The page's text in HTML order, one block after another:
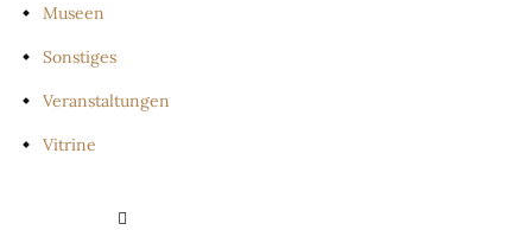
Museen
Sonstiges
Veranstaltungen
Vitrine